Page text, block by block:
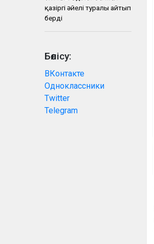
қазіргі әйелі туралы айтып
берді
Бөлісу:
ВКонтакте
Одноклассники
Twitter
Telegram